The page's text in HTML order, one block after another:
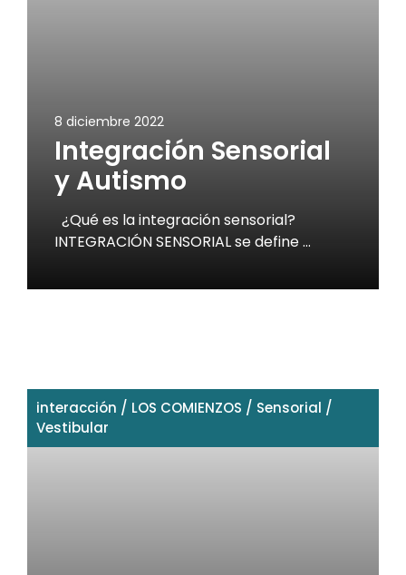
8 diciembre 2022
Integración Sensorial
y Autismo
¿Qué es la integración sensorial?
INTEGRACIÓN SENSORIAL se define …
interacción / LOS COMIENZOS / Sensorial /
Vestibular